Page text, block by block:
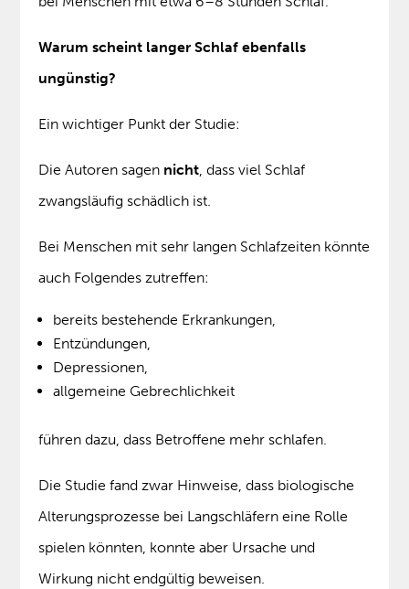
Warum scheint langer Schlaf ebenfalls
ungünstig?
Ein wichtiger Punkt der Studie:
Die Autoren sagen nicht, dass viel Schlaf
zwangsläufig schädlich ist.
Bei Menschen mit sehr langen Schlafzeiten könnte
auch Folgendes zutreffen:
bereits bestehende Erkrankungen,
Entzündungen,
Depressionen,
allgemeine Gebrechlichkeit
führen dazu, dass Betroffene mehr schlafen.
Die Studie fand zwar Hinweise, dass biologische
Alterungsprozesse bei Langschläfern eine Rolle
spielen könnten, konnte aber Ursache und
Wirkung nicht endgültig beweisen.